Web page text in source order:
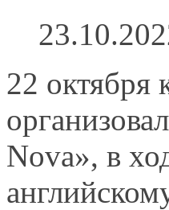
22 октября
Nova», в